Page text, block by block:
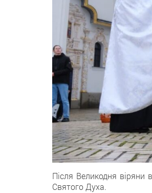
Після Великодня віряни
Святого Духа.